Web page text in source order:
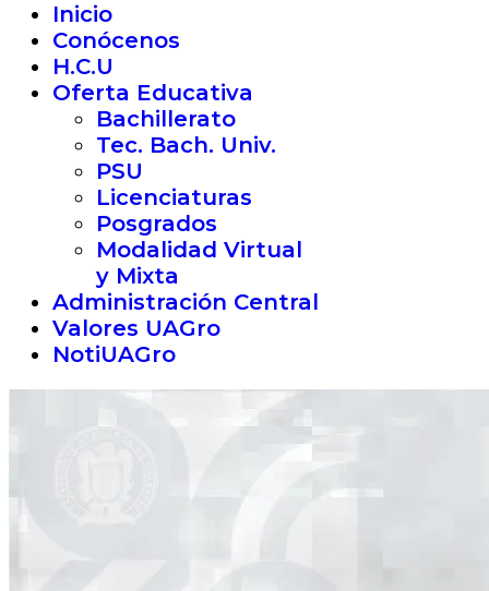
Inicio
Conócenos
H.C.U
Oferta Educativa
Bachillerato
Tec. Bach. Univ.
PSU
Licenciaturas
Posgrados
Modalidad Virtual
y Mixta
Administración Central
Valores UAGro
NotiUAGro